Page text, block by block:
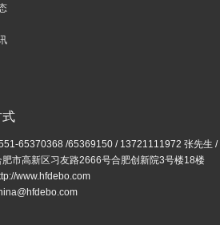
式
65370368 /65369150 / 13721111972 张先生 /
肥市高新区习友路2666号合肥创新院3号楼18楼
www.hfdebo.com